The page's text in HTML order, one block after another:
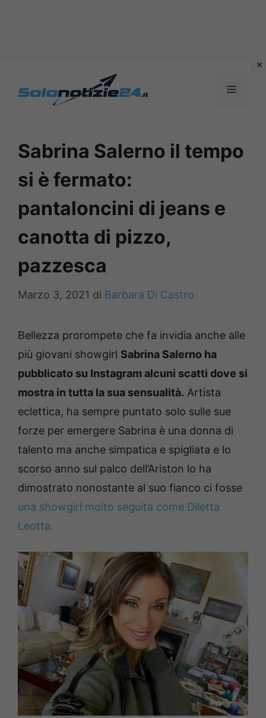
MENU
Sabrina Salerno il tempo
si è fermato:
pantaloncini di jeans e
canotta di pizzo,
pazzesca
Marzo 3, 2021 di Barbara Di Castro
Bellezza prorompete che fa invidia anche alle
più giovani showgirl Sabrina Salerno ha
pubblicato su Instagram alcuni scatti dove si
mostra in tutta la sua sensualità. Artista
eclettica, ha sempre puntato solo sulle sue
forze per emergere Sabrina è una donna di
talento ma anche simpatica e spigliata e lo
scorso anno sul palco dell’Ariston lo ha
dimostrato nonostante al suo fianco ci fosse
una showgirl molto seguita come Diletta
Leotta.